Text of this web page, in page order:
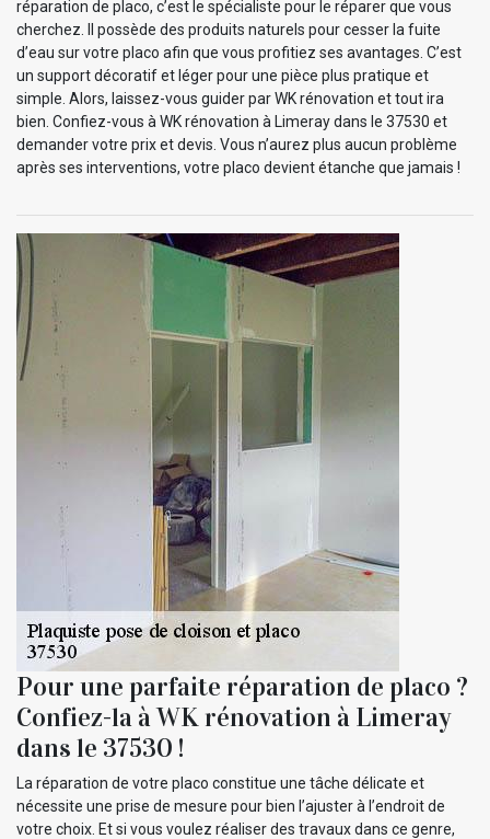
réparation de placo, c’est le spécialiste pour le réparer que vous
cherchez. Il possède des produits naturels pour cesser la fuite
d’eau sur votre placo afin que vous profitiez ses avantages. C’est
un support décoratif et léger pour une pièce plus pratique et
simple. Alors, laissez-vous guider par WK rénovation et tout ira
bien. Confiez-vous à WK rénovation à Limeray dans le 37530 et
demander votre prix et devis. Vous n’aurez plus aucun problème
après ses interventions, votre placo devient étanche que jamais !
Pour une parfaite réparation de placo ?
Confiez-la à WK rénovation à Limeray
dans le 37530 !
La réparation de votre placo constitue une tâche délicate et
nécessite une prise de mesure pour bien l’ajuster à l’endroit de
votre choix. Et si vous voulez réaliser des travaux dans ce genre,